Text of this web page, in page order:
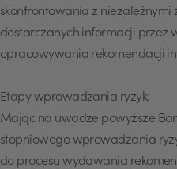
skonfrontowania z niezależnymi
dostarczanych informacji przez
opracowywania rekomendacji
Etapy wprowadzania ryzyk:
Mając na uwadze powyższe
stopniowego wprowadzania
do procesu wydawania